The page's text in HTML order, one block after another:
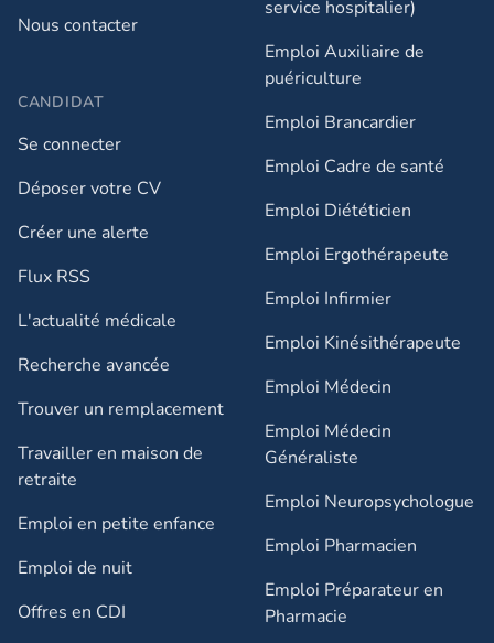
Nous contacter
CANDIDAT
Se connecter
Déposer votre CV
Créer une alerte
Flux RSS
L'actualité médicale
Recherche avancée
Trouver un remplacement
Travailler en maison de
retraite​
Emploi en petite enfance​
Emploi de nuit​
Offres en CDI
service hospitalier)
Emploi Auxiliaire de
puériculture
Emploi Brancardier
Emploi Cadre de santé
Emploi Diététicien
Emploi Ergothérapeute
Emploi Infirmier
Emploi Kinésithérapeute
Emploi Médecin
Emploi Médecin
Généraliste
Emploi Neuropsychologue
Emploi Pharmacien
Emploi Préparateur en
Pharmacie